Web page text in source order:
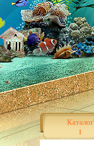
Каталог